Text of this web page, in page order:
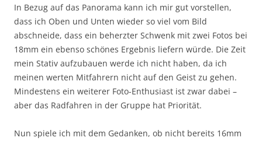
In Bezug auf das Panorama kann ich mir gut vorstellen,
dass ich Oben und Unten wieder so viel vom Bild
abschneide, dass ein beherzter Schwenk mit zwei Fotos bei
18mm ein ebenso schönes Ergebnis liefern würde. Die Zeit
mein Stativ aufzubauen werde ich nicht haben, da ich
meinen werten Mitfahrern nicht auf den Geist zu gehen.
Mindestens ein weiterer Foto-Enthusiast ist zwar dabei –
aber das Radfahren in der Gruppe hat Priorität.
Nun spiele ich mit dem Gedanken, ob nicht bereits 16mm